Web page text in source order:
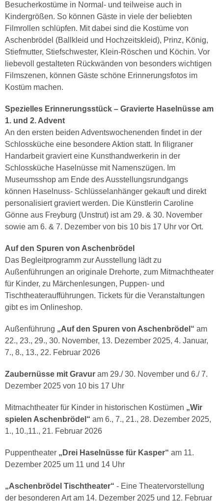
Besucherkostüme in Normal- und teilweise auch in
Kindergrößen. So können Gäste in viele der beliebten
Filmrollen schlüpfen. Mit dabei sind die Kostüme von
Aschenbrödel (Ballkleid und Hochzeitskleid), Prinz, König,
Stiefmutter, Stiefschwester, Klein-Röschen und Köchin. Vor
liebevoll gestalteten Rückwänden von besonders wichtigen
Filmszenen, können Gäste schöne Erinnerungsfotos im
Kostüm machen.
Spezielles Erinnerungsstück – Gravierte Haselnüsse am
1. und 2. Advent
An den ersten beiden Adventswochenenden findet in der
Schlossküche eine besondere Aktion statt. In filigraner
Handarbeit graviert eine Kunsthandwerkerin in der
Schlossküche Haselnüsse mit Namenszügen. Im
Museumsshop am Ende des Ausstellungsrundgangs
können Haselnuss- Schlüsselanhänger gekauft und direkt
personalisiert graviert werden. Die Künstlerin Caroline
Gönne aus Freyburg (Unstrut) ist am 29. & 30. November
sowie am 6. & 7. Dezember von bis 10 bis 17 Uhr vor Ort.
Auf den Spuren von Aschenbrödel
Das Begleitprogramm zur Ausstellung lädt zu
Außenführungen an originale Drehorte, zum Mitmachtheater
für Kinder, zu Märchenlesungen, Puppen- und
Tischtheateraufführungen. Tickets für die Veranstaltungen
gibt es im Onlineshop.
Außenführung „Auf den Spuren von Aschenbrödel“ am
22., 23., 29., 30. November, 13. Dezember 2025, 4. Januar,
7., 8., 13., 22. Februar 2026
Zaubernüsse mit Gravur am 29./ 30. November und 6./ 7.
Dezember 2025 von 10 bis 17 Uhr
Mitmachtheater für Kinder in historischen Kostümen „Wir
spielen Aschenbrödel“ am 6., 7., 21., 28. Dezember 2025,
1., 10.,11., 21. Februar 2026
Puppentheater „Drei Haselnüsse für Kasper“ am 11.
Dezember 2025 um 11 und 14 Uhr
„Aschenbrödel Tischtheater“ - Eine Theatervorstellung
der besonderen Art am 14. Dezember 2025 und 12. Februar